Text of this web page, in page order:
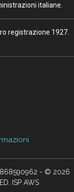
italiane.
registrazione 1927.
- © 2026
ISP AWS